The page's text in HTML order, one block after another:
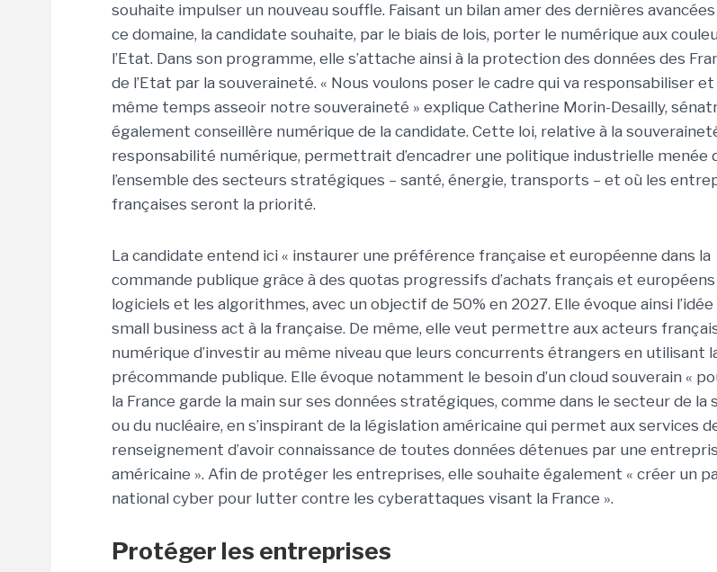
souhaite impulser un nouveau souffle. Faisant un bilan amer des dernières avancées
ce domaine, la candidate souhaite, par le biais de lois, porter le numérique aux
l’Etat. Dans son programme, elle s’attache ainsi à la protection des données des
de l’Etat par la souveraineté. « Nous voulons poser le cadre qui va responsabiliser
même temps asseoir notre souveraineté » explique Catherine Morin-Desailly,
également conseillère numérique de la candidate. Cette loi, relative à la
responsabilité numérique, permettrait d’encadrer une politique industrielle menée
l’ensemble des secteurs stratégiques – santé, énergie, transports – et où les
françaises seront la priorité.
La candidate entend ici « instaurer une préférence française et européenne dans la
commande publique grâce à des quotas progressifs d’achats français et
logiciels et les algorithmes, avec un objectif de 50% en 2027. Elle évoque ainsi l’idée
small business act à la française. De même, elle veut permettre aux acteurs
numérique d’investir au même niveau que leurs concurrents étrangers en utilisant
précommande publique. Elle évoque notamment le besoin d’un cloud souverain «
la France garde la main sur ses données stratégiques, comme dans le secteur de la
ou du nucléaire, en s’inspirant de la législation américaine qui permet aux services
renseignement d’avoir connaissance de toutes données détenues par une
américaine ». Afin de protéger les entreprises, elle souhaite également « créer un
national cyber pour lutter contre les cyberattaques visant la France ».
Protéger les entreprises